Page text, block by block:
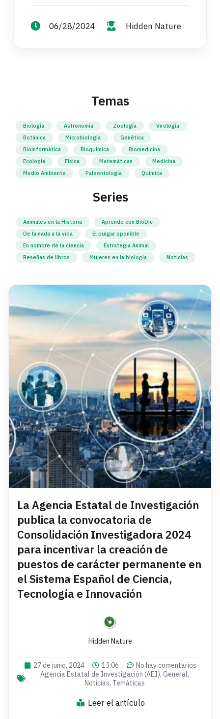
06/28/2024 Hidden Nature
Temas
Biología Astronomía Zoología
Virología
Botánica
Microbiología
Genética
Bioinformática
Bioquímica
Biomedicina
Ecología
Física Matemáticas
Medicina
Medio Ambiente
Paleontología Química
Series
Animales en la Historia
Aprende con BioDic
De la nada a la vida
El pulgar oponible
En nombre de la ciencia
Estrategia Animal
Reseñas de libros
Mujeres en la biología Noticias
La Agencia Estatal de Investigación
publica la convocatoria de
Consolidación Investigadora 2024
para incentivar la creación de
puestos de carácter permanente en
el Sistema Español de Ciencia,
Tecnología e Innovación
Hidden Nature
27 de junio, 2024 13:06
No hay comentarios
Agencia Estatal de Investigación (AEI), General,
Noticias, Temáticas
Leer el artículo